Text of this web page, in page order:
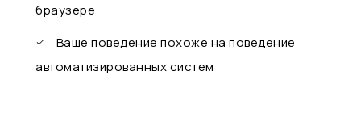
браузере
Ваше поведение похоже на поведение
автоматизированных систем